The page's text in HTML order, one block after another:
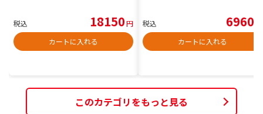
税込 18150円
カートに入れる
税込 6960
カートに入れる
このカテゴリをもっと見る